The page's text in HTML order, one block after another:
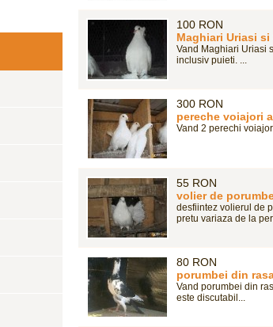
100 RON
Maghiari Uriasi si
Vand Maghiari Uriasi
inclusiv puieti. ...
300 RON
pereche voiajori
Vand 2 perechi
55 RON
volier de
desfiintez volierul de
pretu variaza de la
80 RON
porumbei din
Vand porumbei din
este discutabil...